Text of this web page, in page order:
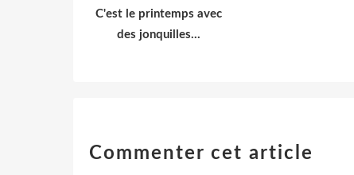
C'est le printemps avec
des jonquilles...
Commenter cet article